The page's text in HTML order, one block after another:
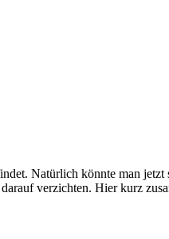
Natürlich könnte man jetzt
verzichten. Hier kurz